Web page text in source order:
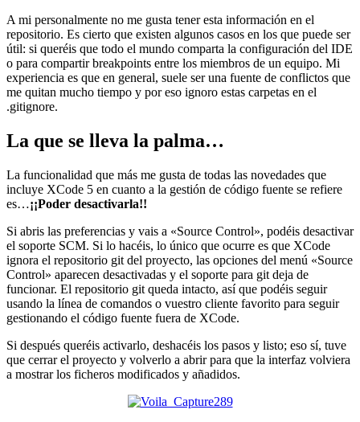
A mi personalmente no me gusta tener esta información en el
repositorio. Es cierto que existen algunos casos en los que puede ser
útil: si queréis que todo el mundo comparta la configuración del IDE
o para compartir breakpoints entre los miembros de un equipo. Mi
experiencia es que en general, suele ser una fuente de conflictos que
me quitan mucho tiempo y por eso ignoro estas carpetas en el
.gitignore.
La que se lleva la palma…
La funcionalidad que más me gusta de todas las novedades que
incluye XCode 5 en cuanto a la gestión de código fuente se refiere
es…¡¡Poder desactivarla!!
Si abris las preferencias y vais a «Source Control», podéis desactivar
el soporte SCM. Si lo hacéis, lo único que ocurre es que XCode
ignora el repositorio git del proyecto, las opciones del menú «Source
Control» aparecen desactivadas y el soporte para git deja de
funcionar. El repositorio git queda intacto, así que podéis seguir
usando la línea de comandos o vuestro cliente favorito para seguir
gestionando el código fuente fuera de XCode.
Si después queréis activarlo, deshacéis los pasos y listo; eso sí, tuve
que cerrar el proyecto y volverlo a abrir para que la interfaz volviera
a mostrar los ficheros modificados y añadidos.